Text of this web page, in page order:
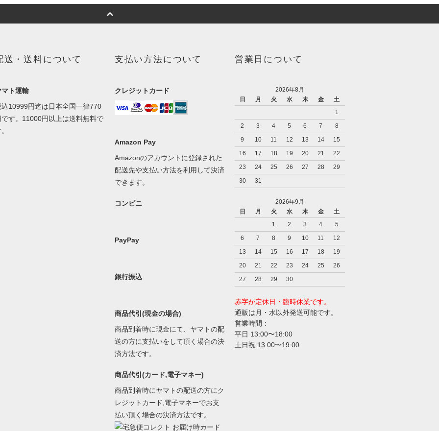
送・送料について
マト運輸
込10999円迄は日本全国一律770
です。11000円以上は送料無料で
支払い方法について
クレジットカード
Amazon Pay
Amazonのアカウントに登録された
配送先や支払い方法を利用して決済
できます。
コンビニ
PayPay
銀行振込
商品代引(現金の場合)
商品到着時に現金にて、ヤマトの配
送の方に支払いをして頂く場合の決
済方法です。
商品代引(カード,電子マネー)
商品到着時にヤマトの配送の方にク
レジットカード,電子マネーでお支
払い頂く場合の決済方法です。
営業日について
2026年8月
日
月 火 水 木 金
土
1
2
3 4 5 6 7
8
9
10 11 12 13 14
15
16
17 18 19 20 21
22
23
24 25 26 27 28
29
30
31
2026年9月
日
月 火 水 木 金
土
1
2 3 4
5
6
7 8 9 10 11
12
13
14 15 16 17 18
19
20
21 22 23 24 25
26
27
28 29 30
赤字が定休日・臨時休業です。
通販は月・水以外発送可能です。
営業時間：
平日 13:00〜18:00
土日祝 13:00〜19:00